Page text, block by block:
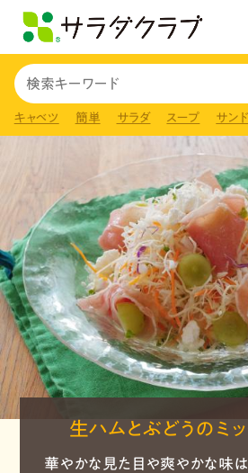
キャベツ 簡単 サラダ スープ サンド
生ハムとぶどうのミ
華やかな見た目や爽やかな味は